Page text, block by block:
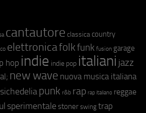
cantautore classica country
elettronicafolkfunk fusion garage
hop indie indie pop italiani jazz
new wave nuova musica italiana
punk r&b rap rap italiano reggae
sperimentale stoner swing trap